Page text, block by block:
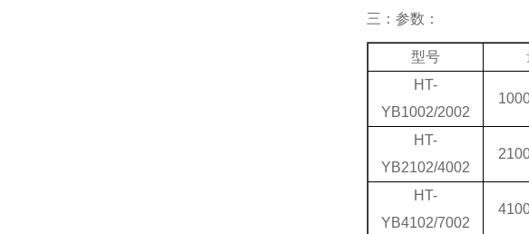
三：参数：
型号
HT-
YB1002/2002
HT-
YB2102/4002
HT-
YB4102/7002